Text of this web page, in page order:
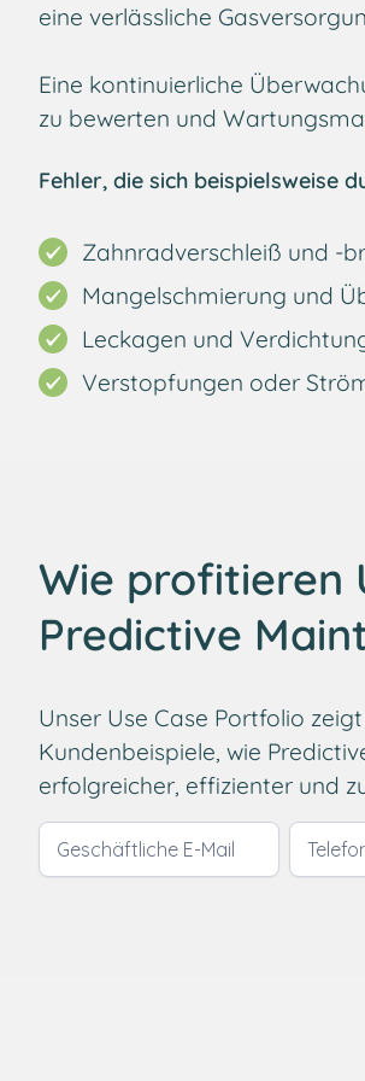
eine verlässliche
Eine kontinuierliche
zu bewerten und
Fehler, die sich beispielsweise
Zahnradverschleiß und -
Mangelschmierung und
Leckagen und
Verstopfungen oder
Wie profitieren
Predictive
Unser Use Case Portfolio
Kundenbeispiele, wie
erfolgreicher, effizienter und